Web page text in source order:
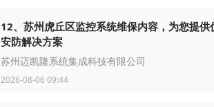
12、苏州虎丘区监控系统维保内容，为您提供
安防解决方案
苏州迈凯隆系统集成科技有限公司
2026-08-06 09:44